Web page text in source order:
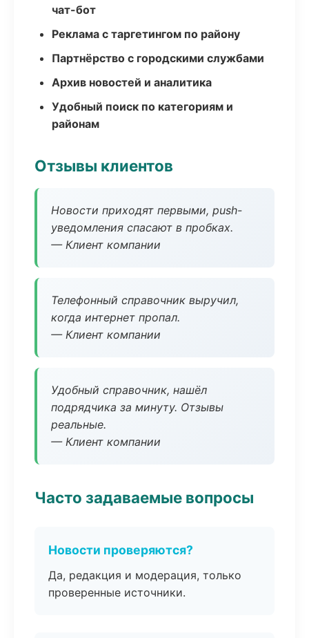
чат-бот
Реклама с таргетингом по району
Партнёрство с городскими службами
Архив новостей и аналитика
Удобный поиск по категориям и
районам
Отзывы клиентов
Новости приходят первыми, push-
уведомления спасают в пробках.
— Клиент компании
Телефонный справочник выручил,
когда интернет пропал.
— Клиент компании
Удобный справочник, нашёл
подрядчика за минуту. Отзывы
реальные.
— Клиент компании
Часто задаваемые вопросы
Новости проверяются?
Да, редакция и модерация, только
проверенные источники.